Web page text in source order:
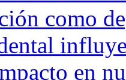
como
en